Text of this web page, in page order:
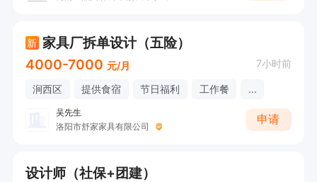
新 家具厂拆单设计（五险）
4000-7000 元/月 7小时前
涧西区 提供食宿 节日福利 工作餐 ...
吴先生
洛阳市舒家家具有限公司
申请
设计师（社保+团建）